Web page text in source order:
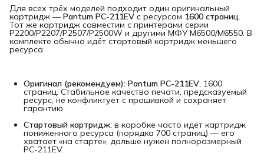
Для всех трёх моделей подходит один оригинальный
картридж —Pantum PC-211EV с ресурсом 1600 страниц.
Тот же картридж совместим с принтерами серии
P2200/P2207/P2507/P2500W и другими МФУ M6500/M6550. В
комплекте обычно идёт стартовый картридж меньшего
ресурса.
Оригинал (рекомендуем): Pantum PC-211EV, 1600
страниц. Стабильное качество печати, предсказуемый
ресурс, не конфликтует с прошивкой и сохраняет
гарантию.
Стартовый картридж: в коробке часто идёт картридж
пониженного ресурса (порядка 700 страниц) — его
хватает «на старте», дальше нужен полноразмерный
PC-211EV.